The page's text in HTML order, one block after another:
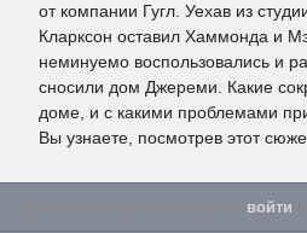
от компании Гугл. Уехав из
Кларксон оставил Хаммонда и
неминуемо воспользовались и
сносили дом Джереми. Какие
доме, и с какими проблемами
Вы узнаете, посмотрев этот
войти